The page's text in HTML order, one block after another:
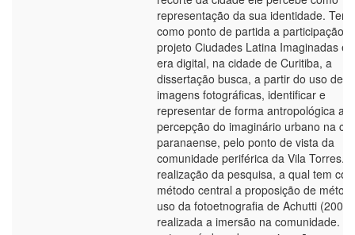
representação da sua identidade.
como ponto de partida a participação
projeto Ciudades Latina Imaginadas
era digital, na cidade de Curitiba, a
dissertação busca, a partir do uso de
imagens fotográficas, identificar e
representar de forma antropológica a
percepção do imaginário urbano na
paranaense, pelo ponto de vista da
comunidade periférica da Vila Torres.
realização da pesquisa, a qual tem
método central a proposição de
uso da fotoetnografia de Achutti
realizada a imersão na comunidade.